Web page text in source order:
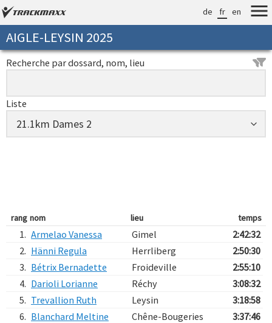
de fr en
AIGLE-LEYSIN 2025
Recherche par dossard, nom, lieu
Liste
rang nom lieu temps
1. Armelao Vanessa Gimel
2:42:32
2. Hänni Regula Herrliberg
2:50:30
3. Bétrix Bernadette Froideville
2:55:10
4. Darioli Lorianne Réchy
3:08:32
5. Trevallion Ruth Leysin
3:18:58
6. Blanchard Meltine Chêne-Bougeries
3:37:46